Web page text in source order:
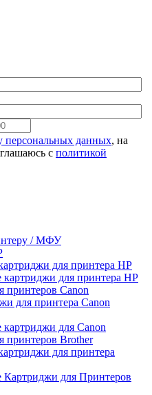
персональных данных, на
с политикой
/ МФУ
для принтера HP
для принтера HP
принтеров Сanon
для принтера Сanon
для Сanon
принтеров Brother
для принтера
Картриджи для Принтеров